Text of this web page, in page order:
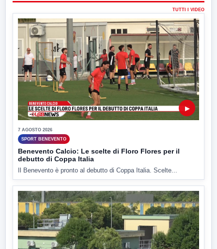
TUTTI I VIDEO
▶
7 AGOSTO 2026
SPORT BENEVENTO
Benevento Calcio: Le scelte di Floro Flores per il
debutto di Coppa Italia
Il Benevento è pronto al debutto di Coppa Italia. Scelte...